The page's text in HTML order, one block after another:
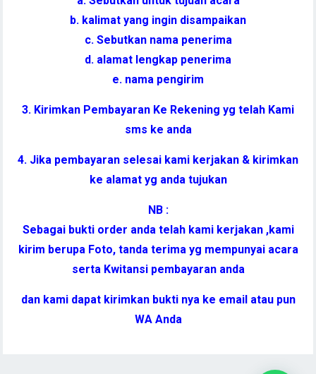
b. kalimat yang ingin disampaikan
c. Sebutkan nama penerima
d. alamat lengkap penerima
e. nama pengirim
3. Kirimkan Pembayaran Ke Rekening yg telah Kami
sms ke anda
4. Jika pembayaran selesai kami kerjakan & kirimkan
ke alamat yg anda tujukan
NB :
Sebagai bukti order anda telah kami kerjakan ,kami
kirim berupa Foto, tanda terima yg mempunyai acara
serta Kwitansi pembayaran anda
dan kami dapat kirimkan bukti nya ke email atau pun
WA Anda